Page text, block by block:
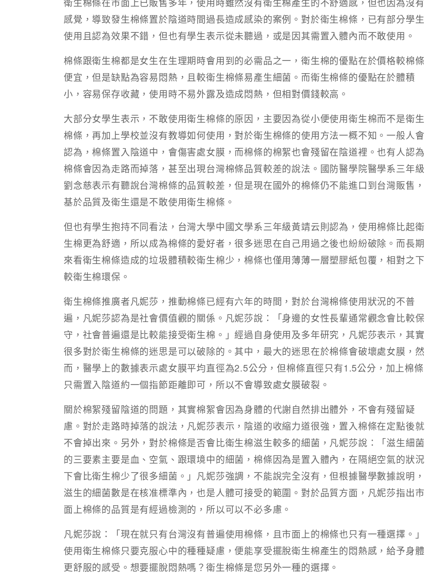
感覺，導致發生棉條置於陰道時間過長造成感染的案例。對於衛生棉條，已有部分學生
使用且認為效果不錯，但也有學生表示從未聽過，或是因其需置入體內而不敢使用。
棉條跟衛生棉都是女生在生理期時會用到的必需品之一，衛生棉的優點在於價格較棉條
便宜，但是缺點為容易悶熱，且較衛生棉條易產生細菌。而衛生棉條的優點在於體積
小，容易保存收藏，使用時不易外露及造成悶熱，但相對價錢較高。
大部分女學生表示，不敢使用衛生棉條的原因，主要因為從小便使用衛生棉而不是衛生
棉條，再加上學校並沒有教導如何使用，對於衛生棉條的使用方法一概不知。一般人會
認為，棉條置入陰道中，會傷害處女膜，而棉條的棉絮也會殘留在陰道裡。也有人認為
棉條會因為走路而掉落，甚至出現台灣棉條品質較差的說法。國防醫學院醫學系三年級
劉念慈表示有聽說台灣棉條的品質較差，但是現在國外的棉條仍不能進口到台灣販售，
基於品質及衛生還是不敢使用衛生棉條。
但也有學生抱持不同看法，台灣大學中國文學系三年級黃靖云則認為，使用棉條比起衛
生棉更為舒適，所以成為棉條的愛好者，很多迷思在自己用過之後也紛紛破除。而長期
來看衛生棉條造成的垃圾體積較衛生棉少，棉條也僅用薄薄一層塑膠紙包覆，相對之下
較衛生棉環保。
衛生棉條推廣者凡妮莎，推動棉條已經有六年的時間，對於台灣棉條使用狀況的不普
遍，凡妮莎認為是社會價值觀的關係。凡妮莎說：「身邊的女性長輩通常觀念會比較保
守，社會普遍還是比較能接受衛生棉。」經過自身使用及多年研究，凡妮莎表示，其實
很多對於衛生棉條的迷思是可以破除的。其中，最大的迷思在於棉條會破壞處女膜，然
而，醫學上的數據表示處女膜平均直徑為2.5公分，但棉條直徑只有1.5公分，加上棉條
只需置入陰道約一個指節距離即可，所以不會導致處女膜破裂。
關於棉絮殘留陰道的問題，其實棉絮會因為身體的代謝自然排出體外，不會有殘留疑
慮。對於走路時掉落的說法，凡妮莎表示，陰道的收縮力道很強，置入棉條在定點後就
不會掉出來。另外，對於棉條是否會比衛生棉滋生較多的細菌，凡妮莎說：「滋生細菌
的三要素主要是血、空氣、跟環境中的細菌，棉條因為是置入體內，在隔絕空氣的狀況
下會比衛生棉少了很多細菌。」凡妮莎強調，不能說完全沒有，但根據醫學數據說明，
滋生的細菌數是在核准標準內，也是人體可接受的範圍。對於品質方面，凡妮莎指出市
面上棉條的品質是有經過檢測的，所以可以不必多慮。
凡妮莎說：「現在就只有台灣沒有普遍使用棉條，且市面上的棉條也只有一種選擇。」
使用衛生棉條只要克服心中的種種疑慮，便能享受擺脫衛生棉產生的悶熱感，給予身體
更舒服的感受。想要擺脫悶熱嗎？衛生棉條是您另外一種的選擇。